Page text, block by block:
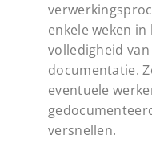
enkele weken
volledigheid
documentatie.
eventuele
versnellen.